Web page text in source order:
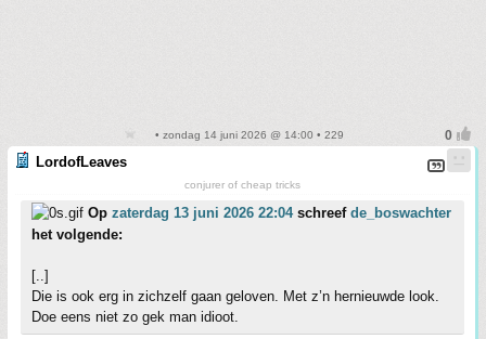
• zondag 14 juni 2026 @ 14:00 • 229
LordofLeaves
conjurer of cheap tricks
Op zaterdag 13 juni 2026 22:04schreef de_boswachter
het volgende:
[..]
Die is ook erg in zichzelf gaan geloven. Met z’n hernieuwde look.
Doe eens niet zo gek man idioot.